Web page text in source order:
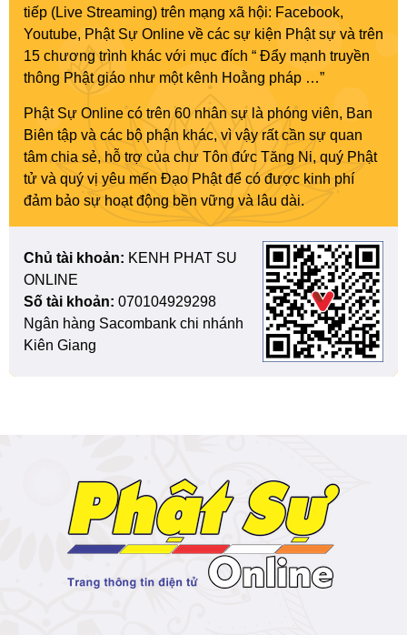
tiếp (Live Streaming) trên mạng xã hội: Facebook,
Youtube, Phật Sự Online về các sự kiện Phật sự và trên
15 chương trình khác với mục đích “ Đẩy mạnh truyền
thông Phật giáo như một kênh Hoằng pháp …”
Phật Sự Online có trên 60 nhân sự là phóng viên, Ban
Biên tập và các bộ phận khác, vì vậy rất cần sự quan
tâm chia sẻ, hỗ trợ của chư Tôn đức Tăng Ni, quý Phật
tử và quý vị yêu mến Đạo Phật để có được kinh phí
đảm bảo sự hoạt động bền vững và lâu dài.
Chủ tài khoản: KENH PHAT SU
ONLINE
Số tài khoản: 070104929298
Ngân hàng Sacombank chi nhánh
Kiên Giang